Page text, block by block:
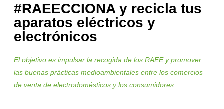
#RAEECCIONA y recicla tus
aparatos eléctricos y
electrónicos
El objetivo es impulsar la recogida de los RAEE y promover
las buenas prácticas medioambientales entre los comercios
de venta de electrodomésticos y los consumidores.